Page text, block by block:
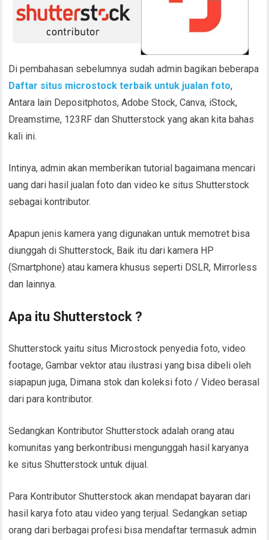
Di pembahasan sebelumnya sudah admin bagikan beberapa
Daftar situs microstock terbaik untuk jualan foto,
Antara lain Depositphotos, Adobe Stock, Canva, iStock,
Dreamstime, 123RF dan Shutterstock yang akan kita bahas
kali ini.
Intinya, admin akan memberikan tutorial bagaimana mencari
uang dari hasil jualan foto dan video ke situs Shutterstock
sebagai kontributor.
Apapun jenis kamera yang digunakan untuk memotret bisa
diunggah di Shutterstock, Baik itu dari kamera HP
(Smartphone) atau kamera khusus seperti DSLR, Mirrorless
dan lainnya.
Apa itu Shutterstock ?
Shutterstock yaitu situs Microstock penyedia foto, video
footage, Gambar vektor atau ilustrasi yang bisa dibeli oleh
siapapun juga, Dimana stok dan koleksi foto / Video berasal
dari para kontributor.
Sedangkan Kontributor Shutterstock adalah orang atau
komunitas yang berkontribusi mengunggah hasil karyanya
ke situs Shutterstock untuk dijual.
Para Kontributor Shutterstock akan mendapat bayaran dari
hasil karya foto atau video yang terjual. Sedangkan setiap
orang dari berbagai profesi bisa mendaftar termasuk admin